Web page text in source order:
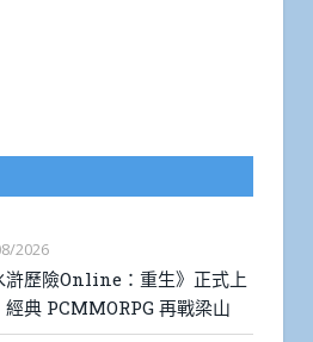
2026
滸歷險Online：重生》正式上
經典 PCMMORPG 再戰梁山